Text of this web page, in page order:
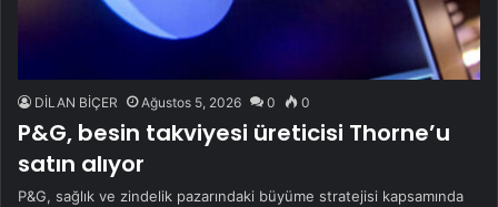
DİLAN BİÇER Ağustos 5, 2026 0 0
P&G, besin takviyesi üreticisi Thorne’u
satın alıyor
P&G, sağlık ve zindelik pazarındaki büyüme stratejisi kapsamında